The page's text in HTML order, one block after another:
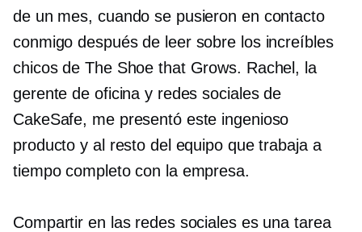
de un mes, cuando se pusieron en contacto
conmigo después de leer sobre los increíbles
chicos de The Shoe that Grows. Rachel, la
gerente de oficina y redes sociales de
CakeSafe, me presentó este ingenioso
producto y al resto del equipo que trabaja a
tiempo completo con la empresa.
Compartir en las redes sociales es una tarea